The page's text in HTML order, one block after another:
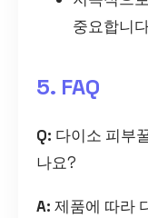
중요합니
5. FAQ
Q: 다이소 피부
나요?
A: 제품에 따라